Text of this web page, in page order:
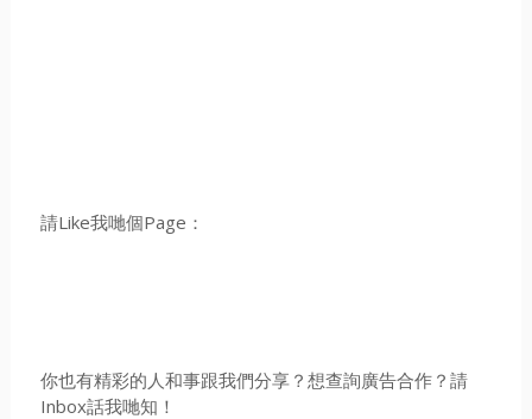
請Like我哋個Page：
你也有精彩的人和事跟我們分享？想查詢廣告合作？請
Inbox話我哋知！